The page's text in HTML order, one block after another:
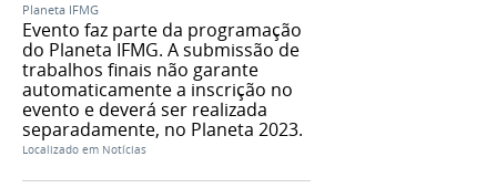
Planeta IFMG
Evento faz parte da programação
do Planeta IFMG. A submissão de
trabalhos finais não garante
automaticamente a inscrição no
evento e deverá ser realizada
separadamente, no Planeta 2023.
Localizado em Notícias